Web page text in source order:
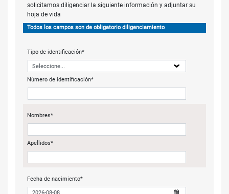
solicitamos diligenciar la siguiente información y adjuntar su
hoja de vida
Todos los campos son de obligatorio diligenciamiento
Tipo de identificación*
Número de identificación*
Nombres*
Apellidos*
Fecha de nacimiento*